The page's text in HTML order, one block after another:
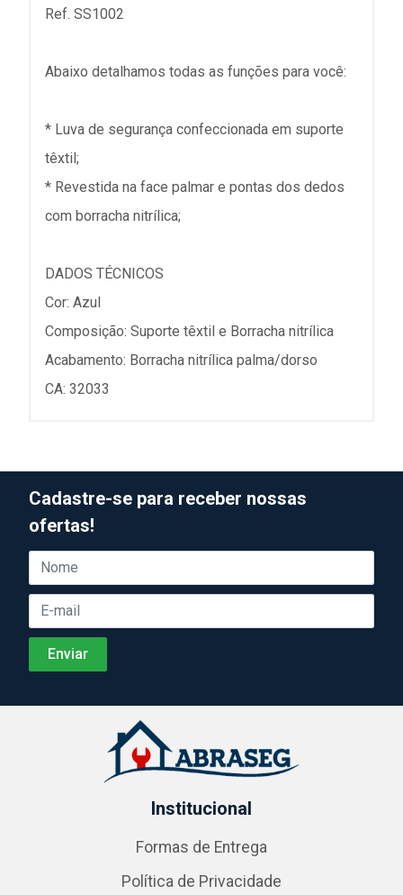
Ref. SS1002
Abaixo detalhamos todas as funções para você:
* Luva de segurança confeccionada em suporte
têxtil;
* Revestida na face palmar e pontas dos dedos
com borracha nitrílica;
DADOS TÉCNICOS
Cor: Azul
Composição: Suporte têxtil e Borracha nitrílica
Acabamento: Borracha nitrílica palma/dorso
CA: 32033
Cadastre-se para receber nossas
ofertas!
Institucional
Formas de Entrega
Política de Privacidade